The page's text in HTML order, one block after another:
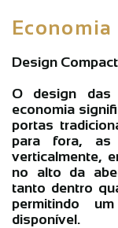
Economia
Design
O design das
economia
portas
para fora, as
verticalmente,
no alto da
tanto dentro
permitindo
disponível.